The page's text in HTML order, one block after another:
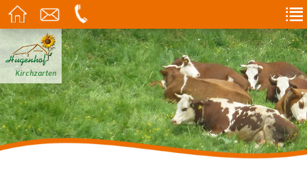
Kirchzarten